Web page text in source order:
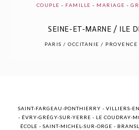
POST COMMENT
COUPLE - FAMILLE - MARIAGE -
SEINE-ET-MARNE / ILE
PARIS / OCCITANIE /
SAINT-FARGEAU-PONTHIERRY - VILLIERS-
- ÉVRY-GRÉGY-SUR-YERRE - LE COUDRAY-
ÉCOLE - SAINT-MICHEL-SUR-ORGE -